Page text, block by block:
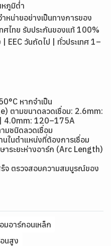
ภูมิต่ำ
หน่ายอย่างเป็นทางการของ
ศไทย รับประกันของแท้ 100%
EEC วันถัดไป | ทั่วประเทศ 1–
หากจำเป็น
ตามขนาดลวดเชื่อม: 2.6mm:
4.0mm: 120–175A
มชนิดลวดเชื่อม
ในตำแหน่งที่ต้องการเชื่อม
าระยะห่างอาร์ก (Arc Length)
ร็จ ตรวจสอบความสมบูรณ์ของ
มอาร์กอนเหล็ก
นสูง